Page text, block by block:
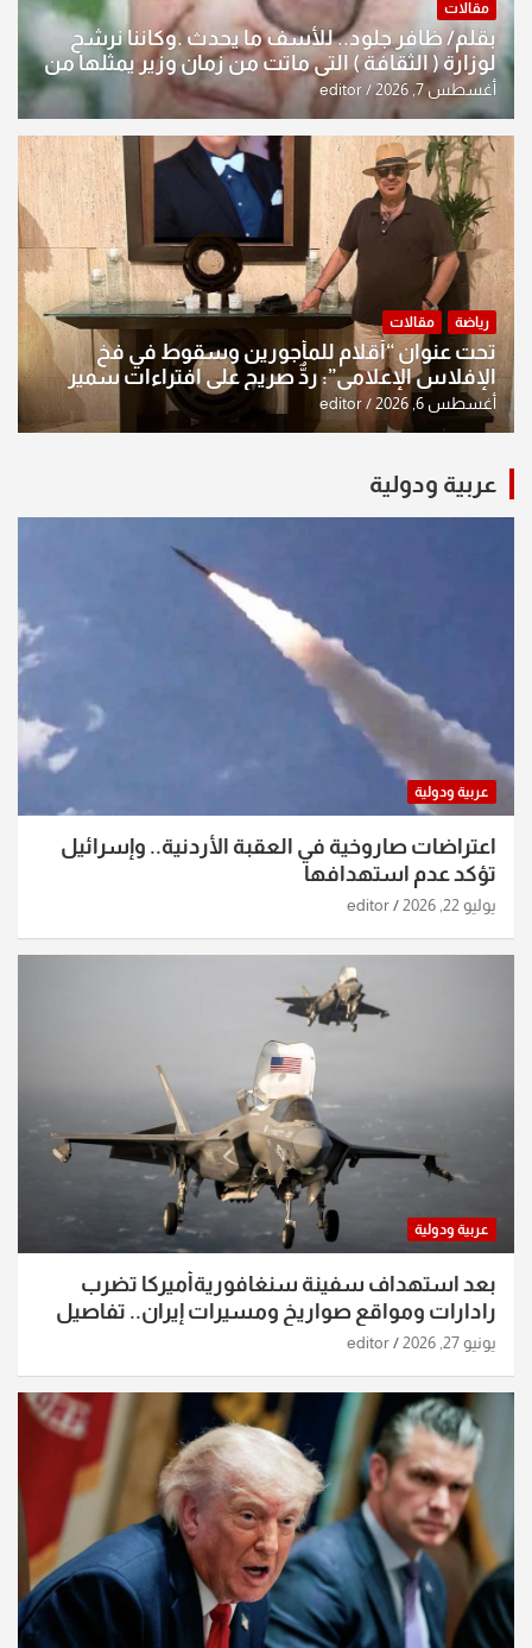
مقالات
بقلم/ ظافر جلود.. للأسف ما يحدث .وكاننا نرشح
لوزارة ( الثقافة ) التي ماتت من زمان وزير يمثلها من
النخبة والإرث العظيم للثقافة العراقية..
أغسطس 7, 2026 editor
رياضة مقالات
تحت عنوان “أقلام للمأجورين وسقوط في فخ
الإفلاس الإعلامي”: ردٌّ صريح على افتراءات سمير
الشكرجي
أغسطس 6, 2026 editor
عربية ودولية
عربية ودولية
اعتراضات صاروخية في العقبة الأردنية.. وإسرائيل
تؤكد عدم استهدافها
يوليو 22, 2026 editor
عربية ودولية
بعد استهداف سفينة سنغافوريةأميركا تضرب
رادارات ومواقع صواريخ ومسيرات إيران.. تفاصيل
الساعات الماضية
يونيو 27, 2026 editor